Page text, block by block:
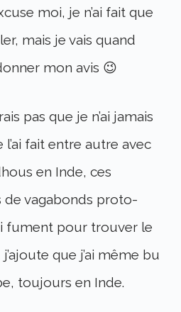
moi, je n’ai fait que
mais je vais quand
mon avis 😉
pas que je n’ai jamais
l’ai fait entre autre avec
en Inde, ces
de vagabonds proto-
fument pour trouver le
que j’ai même bu
toujours en Inde.